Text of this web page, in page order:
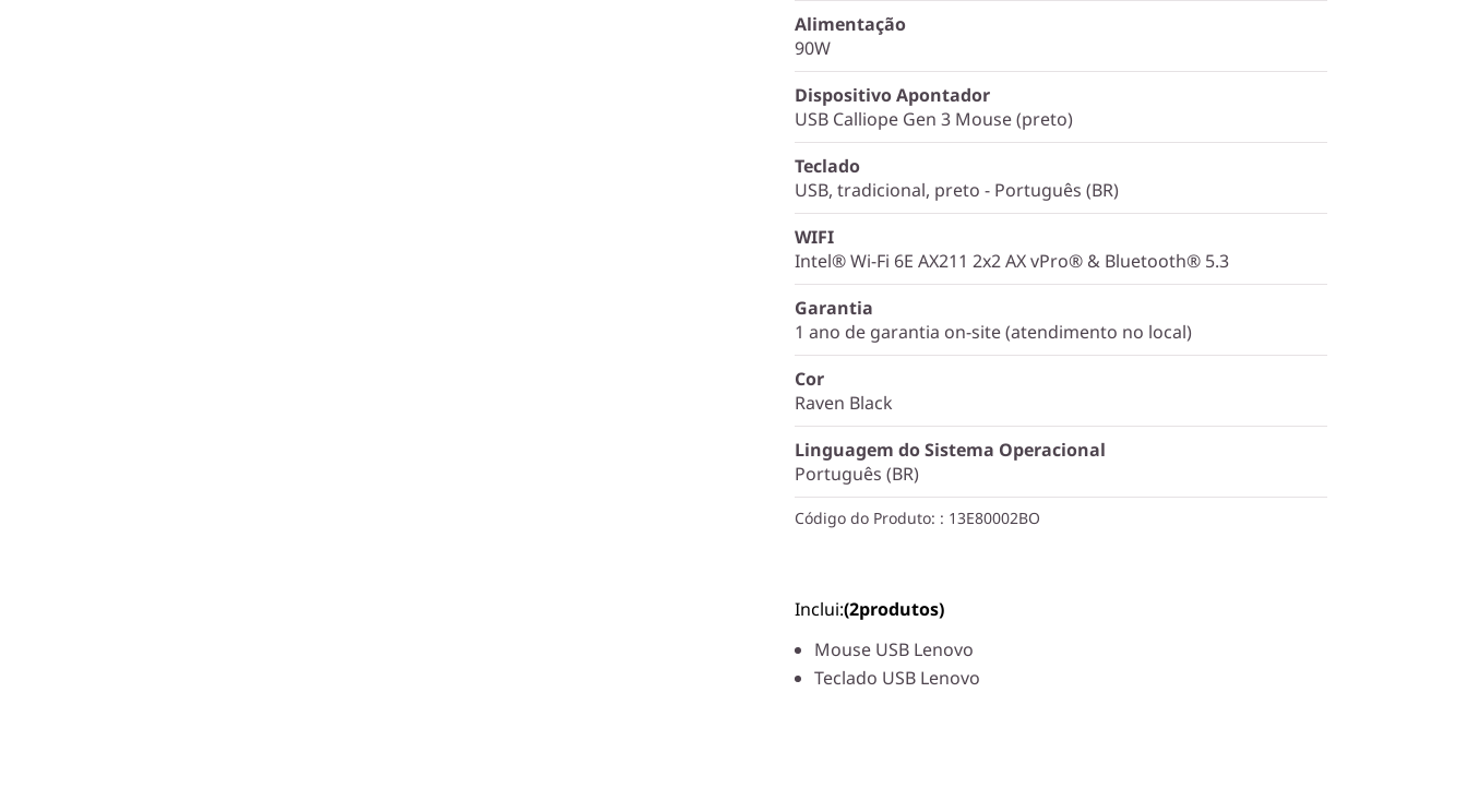
Alimentação
90W
Dispositivo Apontador
USB Calliope Gen 3 Mouse (preto)
Teclado
USB, tradicional, preto - Português (BR)
WIFI
Intel® Wi-Fi 6E AX211 2x2 AX vPro® & Bluetooth® 5.3
Garantia
1 ano de garantia on-site (atendimento no local)
Cor
Raven Black
Linguagem do Sistema Operacional
Português (BR)
Código do Produto: : 13E80002BO
Inclui:(2produtos)
Mouse USB Lenovo
Teclado USB Lenovo